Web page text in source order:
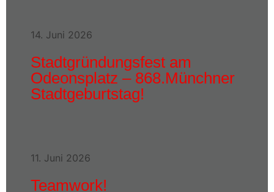
14. Juni 2026
Stadtgründungsfest am
Odeonsplatz – 868.Münchner
Stadtgeburtstag!
11. Juni 2026
Teamwork!